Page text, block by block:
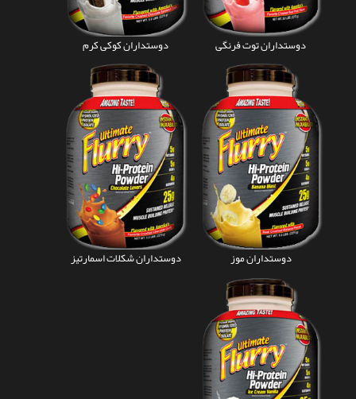
دوستداران توت فرنگی دوستداران کوکی کرم
دوستداران موز دوستداران شکلات اسمارتیز